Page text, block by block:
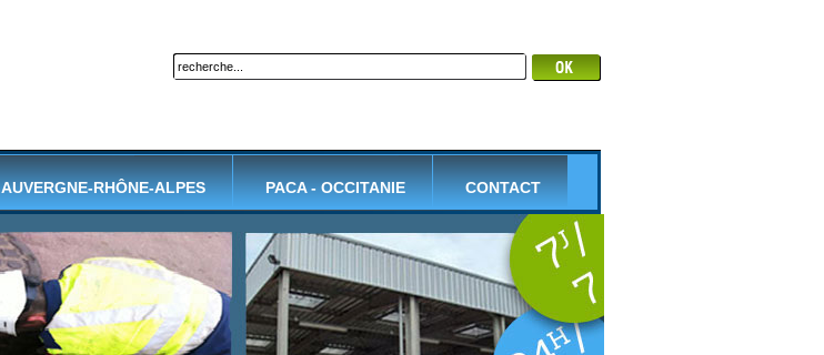
AUVERGNE-RHÔNE-ALPES PACA - OCCITANIE CONTACT